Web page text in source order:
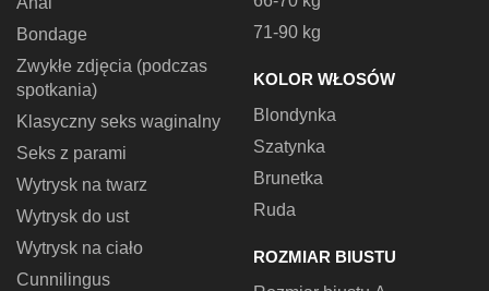
Bondage
Zwykłe zdjęcia (podczas
spotkania)
Klasyczny seks waginalny
Seks z parami
Wytrysk na twarz
Wytrysk do ust
Wytrysk na ciało
Cunnilingus
71-90 kg
KOLOR WŁOSÓW
Blondynka
Szatynka
Brunetka
Ruda
ROZMIAR BIUSTU